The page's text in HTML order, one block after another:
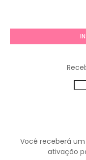
Você receberá
ativação